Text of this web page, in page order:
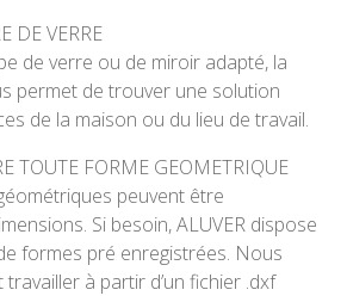
DE VERRE
de verre ou de miroir adapté, la
permet de trouver une solution
de la maison ou du lieu de travail.
TOUTE FORME GEOMETRIQUE
peuvent être
Si besoin, ALUVER dispose
formes pré enregistrées. Nous
à partir d’un fichier .dxf